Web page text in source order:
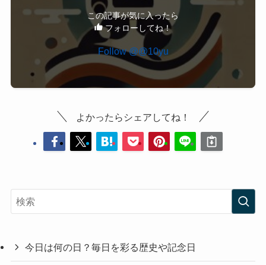
この記事が気に入ったら
フォローしてね！
Follow @@10yu
よかったらシェアしてね！
今日は何の日？毎日を彩る歴史や記念日